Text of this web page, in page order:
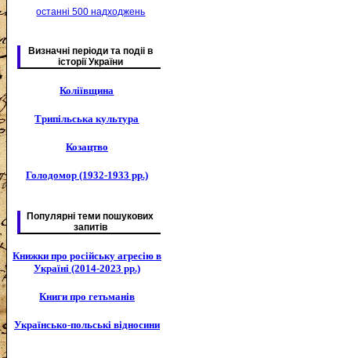
останні 500 надходжень
Визначні періоди та подіі в
історії України
Коліївщина
Трипільська культура
Козацтво
Голодомор (1932-1933 рр.)
Популярні теми пошукових
запитів
Книжки про російську агресію в
Україні (2014-2023 рр.)
Книги про гетьманів
Українсько-польські відносини